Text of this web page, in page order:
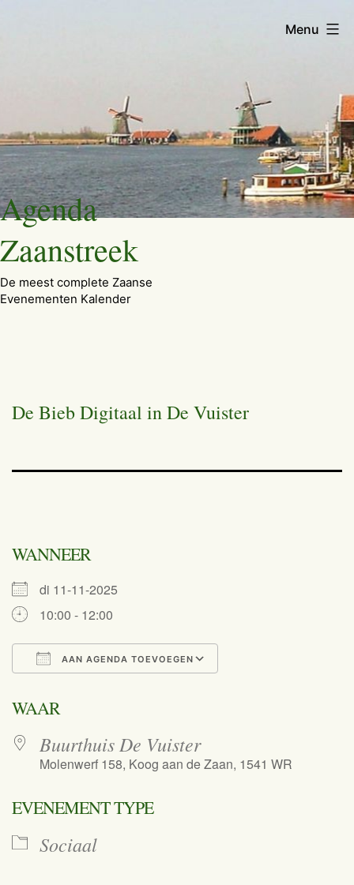
Ga
naar
de
inhoud
Agenda
Zaanstreek
De meest complete Zaanse
Evenementen Kalender
Menu
De Bieb Digitaal in De Vuister
WANNEER
di 11-11-2025
10:00 - 12:00
AAN AGENDA TOEVOEGEN
WAAR
Buurthuis De Vuister
Molenwerf 158, Koog aan de Zaan, 1541 WR
EVENEMENT TYPE
Sociaal